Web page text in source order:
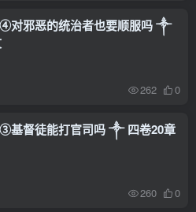
④对邪恶的统治者也要顺服吗 ༒
262 0
基督徒能打官司吗 ༒ 四卷20章
260 0